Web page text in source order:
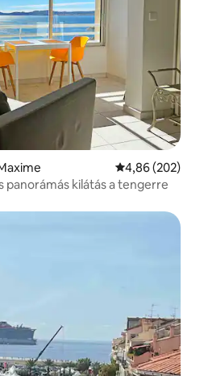
Átlagos
4,86 (202)
panorámás kilátás a tengerre